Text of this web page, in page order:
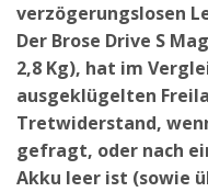
verzögerungslosen
Der Brose Drive S
2,8 Kg), hat im
ausgeklügelten
Tretwiderstand,
gefragt, oder nach
Akku leer ist (sowie